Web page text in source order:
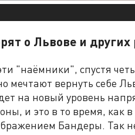
о Львове и
"наёмники", спустя
мечтают вернуть себе
на новый уровень
и это в то время, как
Бандеры. Так